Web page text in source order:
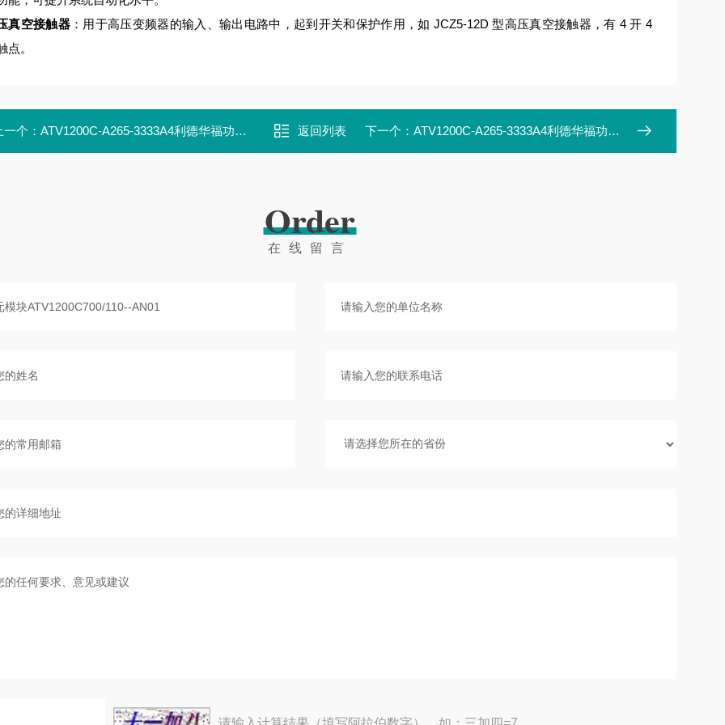
真空接触器：用于高压变频器的输入、输出电路中，起到开关和保护作用，如 JCZ5-12D 型高压真空接触器，有 4 开 4
点。
一个： ATV1200C-A265-3333A4利德华福功率单元模块HARS700/110-AP10 返回列表 下一个： ATV1200C-A265-3333A4利德华福功率单元模块HARS700/120-AP10
Order
在线留言